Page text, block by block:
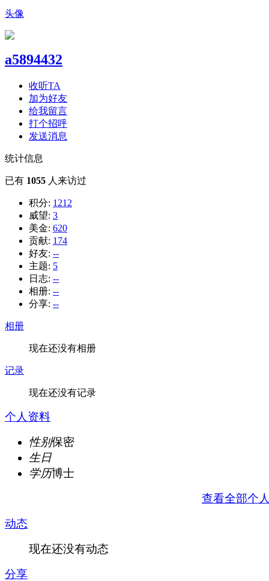
头像
a5894432
收听TA
加为好友
给我留言
打个招呼
发送消息
统计信息
已有 1055 人来访过
积分: 1212
威望: 3
美金: 620
贡献: 174
好友: --
主题: 5
日志: --
相册: --
分享: --
相册
现在还没有相册
记录
现在还没有记录
个人资料
性别保密
生日
学历博士
查看全部个
动态
现在还没有动态
分享